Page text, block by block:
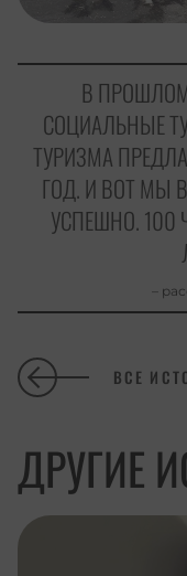
В
СОЦИАЛЬНЫЕ
ТУРИЗМА
ГОД. И ВОТ МЫ
УСПЕШНО. 100
–
ВСЕ
ДРУГИЕ